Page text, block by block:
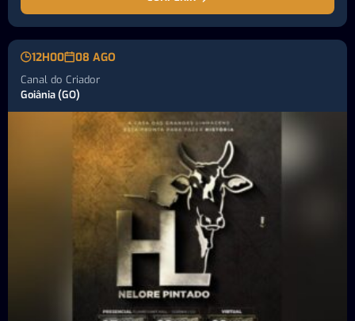
12H00 08 AGO
Canal do Criador
Goiânia (GO)